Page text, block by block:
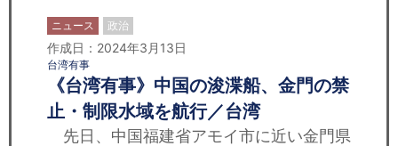
ニュース 政治
作成日：2024年3月13日
台湾有事
《台湾有事》中国の浚渫船、金門の禁
止・制限水域を航行／台湾
先日、中国福建省アモイ市に近い金門県